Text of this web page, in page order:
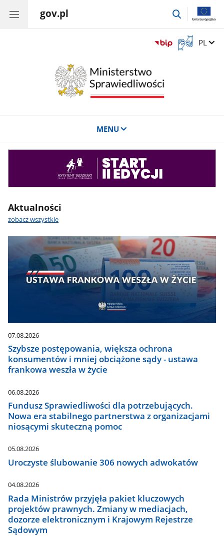
gov.pl
przejdź
Otwórz
okno
Zmień
PL
MENU
Aktualności
zobacz wszystkie
07.08.2026
Szybsze postępowania, większa ochrona
konsumentów i mniej obciążone sądy - ustawa
frankowa weszła w życie
06.08.2026
Fundusz Sprawiedliwości dla potrzebujących.
Nowa era stabilnego partnerstwa z organizacjami
niosącymi skuteczną pomoc
05.08.2026
Uroczyste ślubowanie 306 nowych adwokatów
04.08.2026
Rada Ministrów przyjęła pakiet kluczowych
projektów prawnych. Zmiany w mediacjach,
dozorze elektronicznym i Krajowym Rejestrze
Sądowym